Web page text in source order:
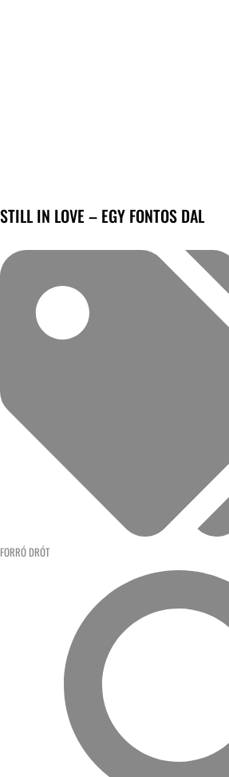
STILL IN LOVE – EGY FONTOS DAL
FORRÓ DRÓT